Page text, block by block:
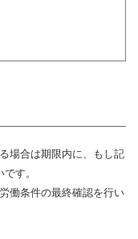
場合は期限内に、もし記
す。
働条件の最終確認を行い